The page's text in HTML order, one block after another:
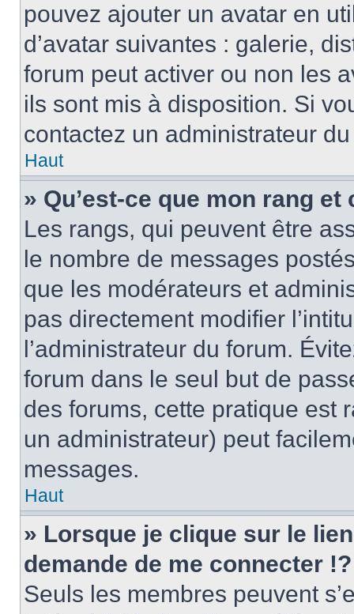
pouvez ajouter un avatar en
d’avatar suivantes : galerie,
forum peut activer ou non les
ils sont mis à disposition. Si
contactez un administrateur
Haut
» Qu’est-ce que mon rang
Les rangs, qui peuvent être
le nombre de messages
que les modérateurs et
pas directement modifier
l’administrateur du forum.
forum dans le seul but de
des forums, cette pratique est
un administrateur) peut
messages.
Haut
» Lorsque je clique sur le
demande de me connecter !?
Seuls les membres peuvent